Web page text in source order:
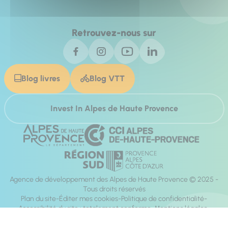
Retrouvez-nous sur
Blog livres Blog VTT
Invest In Alpes de Haute Provence
Agence de développement des Alpes de Haute Provence © 2025 -
Tous droits réservés
Plan du site Éditer mes cookies Politique de confidentialité
Accessibilité du site : totalement conforme Mentions légales